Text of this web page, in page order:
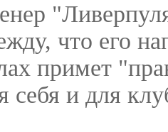
что его
примет
себя и для